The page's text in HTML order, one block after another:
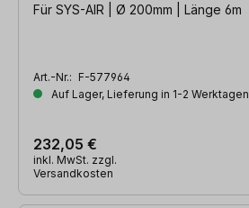
Für SYS-AIR | Ø 200mm | Länge 6m
Art.-Nr.: F-577964
Auf Lager, Lieferung in 1-2 Werktagen
232,05 €
inkl. MwSt. zzgl.
Versandkosten